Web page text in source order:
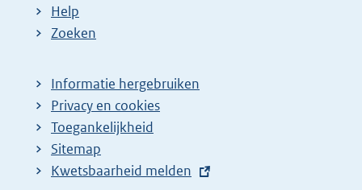
Help
Zoeken
Informatie hergebruiken
Privacy en cookies
Toegankelijkheid
Sitemap
E
Kwetsbaarheid melden